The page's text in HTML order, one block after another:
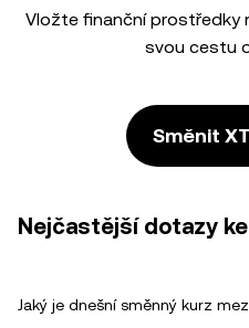
Vložte finanční prostředky
svou cestu
Směnit
Nejčastější dotazy
Jaký je dnešní směnný kurz